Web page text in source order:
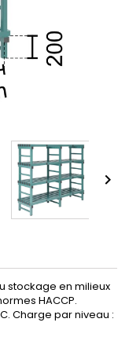

stockage en milieux
HACCP.
Charge par niveau :